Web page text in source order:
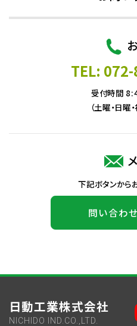
TEL:
受付時間
（土曜・日曜
下記ボタンから
問い合わ
日動工業株式会社
NICHIDO IND.CO.,LTD.